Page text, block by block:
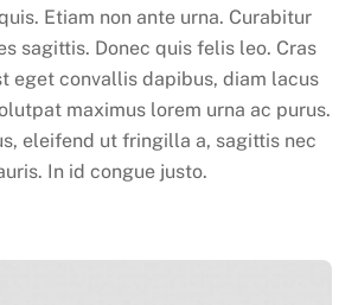
Etiam non ante urna. Curabitur
sagittis. Donec quis felis leo. Cras
eget convallis dapibus, diam lacus
maximus lorem urna ac purus.
eleifend ut fringilla a, sagittis nec
In id congue justo.